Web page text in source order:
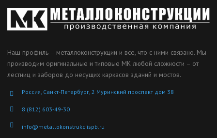
Наш профиль – металлоконструкции и все, что с ними связано. Мы
производим оригинальные и типовые МК любой сложности – от
лестниц и заборов до несущих каркасов зданий и мостов.
Россия, Санкт-Петербург, 2 Муринский проспект дом 38
8 (812) 603-49-30
info@metallokonstrukciispb.ru